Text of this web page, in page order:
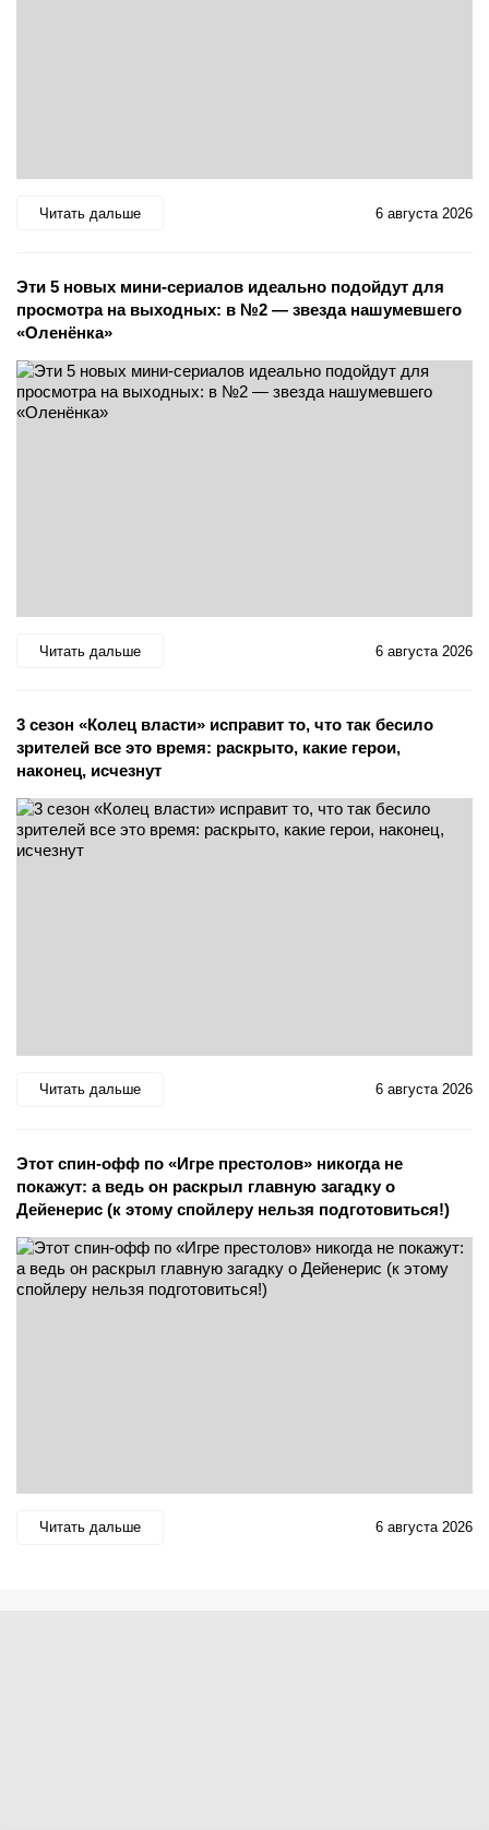
Читать дальше 6 августа 2026
Эти 5 новых мини-сериалов идеально подойдут для
просмотра на выходных: в №2 — звезда нашумевшего
«Оленёнка»
Читать дальше 6 августа 2026
3 сезон «Колец власти» исправит то, что так бесило
зрителей все это время: раскрыто, какие герои,
наконец, исчезнут
Читать дальше 6 августа 2026
Этот спин-офф по «Игре престолов» никогда не
покажут: а ведь он раскрыл главную загадку о
Дейенерис (к этому спойлеру нельзя подготовиться!)
Читать дальше 6 августа 2026